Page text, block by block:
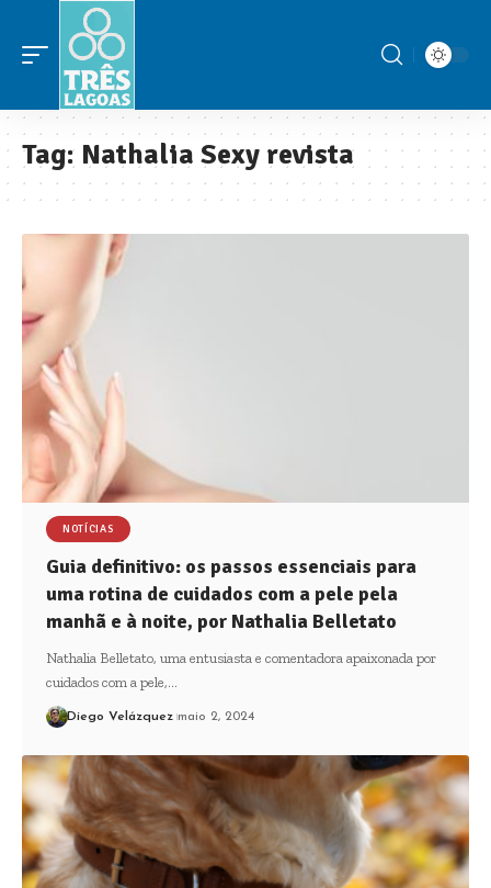
Tag: Nathalia Sexy revista
NOTÍCIAS
Guia definitivo: os passos essenciais para
uma rotina de cuidados com a pele pela
manhã e à noite, por Nathalia Belletato
Nathalia Belletato, uma entusiasta e comentadora apaixonada por
cuidados com a pele,…
Diego Velázquez maio 2, 2024